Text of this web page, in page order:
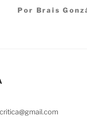
Por Brais